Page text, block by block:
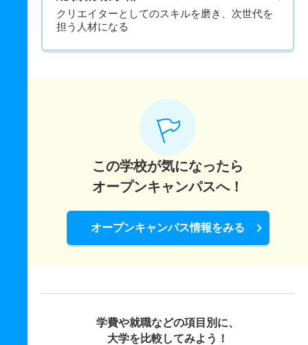
クリエイターとしてのスキルを磨き、次世代を
担う人材になる
この学校が気になったら
オープンキャンパスへ！
オープンキャンパス情報をみる
学費や就職などの項目別に、
大学を比較してみよう！